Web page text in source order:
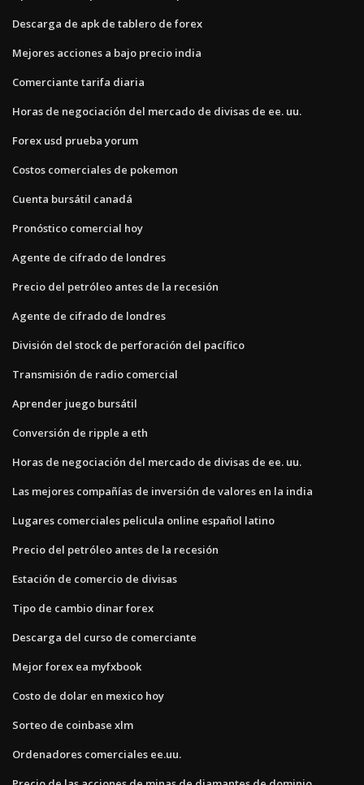
Descarga de apk de tablero de forex
Mejores acciones a bajo precio india
Comerciante tarifa diaria
Horas de negociación del mercado de divisas de ee. uu.
Forex usd prueba yorum
Costos comerciales de pokemon
Cuenta bursátil canadá
Pronóstico comercial hoy
Agente de cifrado de londres
Precio del petróleo antes de la recesión
Agente de cifrado de londres
División del stock de perforación del pacífico
Transmisión de radio comercial
Aprender juego bursátil
Conversión de ripple a eth
Horas de negociación del mercado de divisas de ee. uu.
Las mejores compañías de inversión de valores en la india
Lugares comerciales pelicula online español latino
Precio del petróleo antes de la recesión
Estación de comercio de divisas
Tipo de cambio dinar forex
Descarga del curso de comerciante
Mejor forex ea myfxbook
Costo de dolar en mexico hoy
Sorteo de coinbase xlm
Ordenadores comerciales ee.uu.